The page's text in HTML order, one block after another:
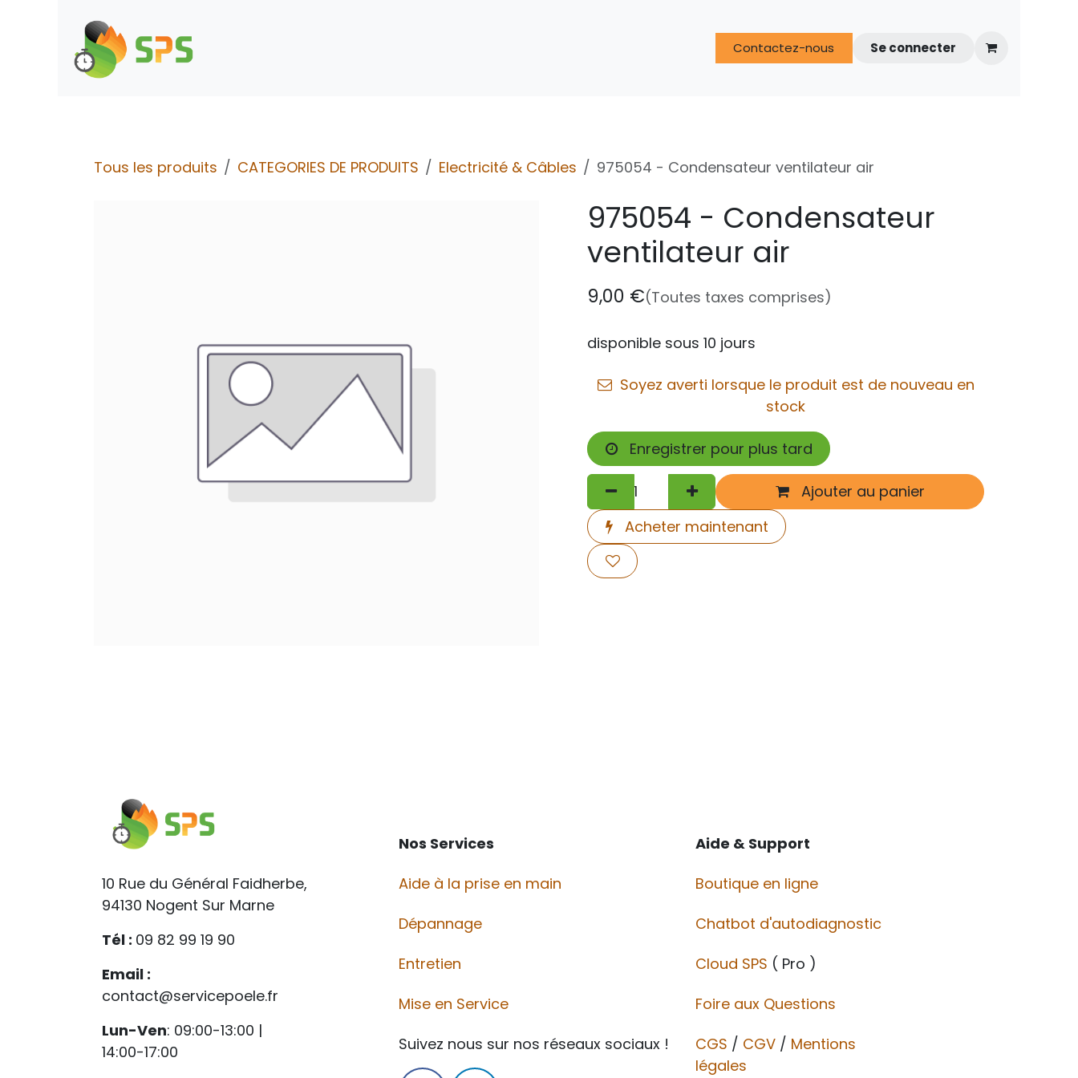
FAQ Espace techniciens
Contactez-nous Se connecter
Tous les produits CATEGORIES DE PRODUITS Electricité & Câbles 975054 - Condensateur ventilateur air
975054 - Condensateur
ventilateur air
9,00 €(Toutes taxes comprises)
disponible sous 10 jours
Soyez averti lorsque le produit est de nouveau en
stock
Enregistrer pour plus tard
Ajouter au panier
Acheter maintenant
Aide & Support
Aide à la prise en main
Dépannage
Entretien
Mise en Service
Nos Services
Foire aux Questions
Boutique en ligne
Chatbot d'autodiagnostic
Cloud SPS ( Pro )
10 Rue du Général Faidherbe,
94130 Nogent Sur Marne
Tél : 09 82 99 19 90
Email :
contact@servicepoele.fr
Lun-Ven: 09:00-13:00 |
14:00-17:00
Suivez nous sur nos réseaux sociaux ! CGS / CGV​​ / Mentions
légales